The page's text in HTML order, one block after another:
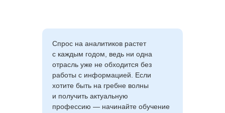
Спрос на аналитиков растет
с каждым годом, ведь ни одна
отрасль уже не обходится без
работы с информацией. Если
хотите быть на гребне волны
и получить актуальную
профессию — начинайте обучение